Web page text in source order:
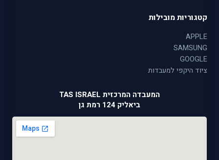
קטגוריות מובילות
APPLE
SAMSUNG
GOOGLE
ציוד היקפי למעבדות
המעבדה המרכזית TAS ISRAEL
ביאליק 124 רמת גן